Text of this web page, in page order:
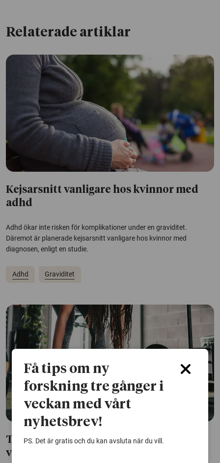
Relaterade artiklar
Kejsarsnitt vanligare hos kvinnor med
adhd
Adhd ökar inte risken för komplikationer under en graviditet.
Däremot är planerade kejsarsnitt vanligare hos kvinnor med
diagnosen, enligt en studie.
Adhd Graviditet
Träning minskar symtom på adhd hos
vuxna
Få tips om ny
forskning tre gånger i
veckan med vårt
nyhetsbrev!
PS. Det är gratis och du kan avsluta när du vill.